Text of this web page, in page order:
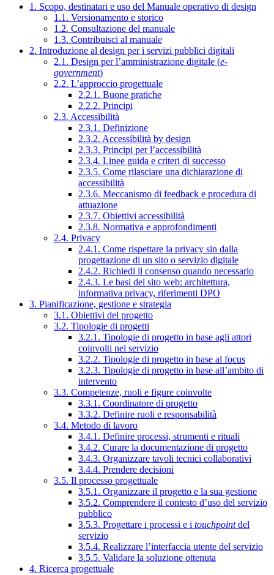
1. Scopo, destinatari e uso del Manuale operativo di design
1.1. Versionamento e storico
1.2. Consultazione del manuale
1.3. Contribuisci al manuale
2. Introduzione al design per i servizi pubblici digitali
2.1. Design per l’amministrazione digitale (e-
government)
2.2. L’approccio progettuale
2.2.1. Buone pratiche
2.2.2. Principi
2.3. Accessibilità
2.3.1. Definizione
2.3.2. Accessibilità by design
2.3.3. Principi per l’accessibilità
2.3.4. Linee guida e criteri di successo
2.3.5. Come rilasciare una dichiarazione di
accessibilità
2.3.6. Meccanismo di feedback e procedura di
attuazione
2.3.7. Obiettivi accessibilità
2.3.8. Normativa e approfondimenti
2.4. Privacy
2.4.1. Come rispettare la privacy sin dalla
progettazione di un sito o servizio digitale
2.4.2. Richiedi il consenso quando necessario
2.4.3. Le basi del sito web: architettura,
informativa privacy, riferimenti DPO
3. Pianificazione, gestione e strategia
3.1. Obiettivi del progetto
3.2. Tipologie di progetti
3.2.1. Tipologie di progetto in base agli attori
coinvolti nel servizio
3.2.2. Tipologie di progetto in base al focus
3.2.3. Tipologie di progetto in base all’ambito di
intervento
3.3. Competenze, ruoli e figure coinvolte
3.3.1. Coordinatore di progetto
3.3.2. Definire ruoli e responsabilità
3.4. Metodo di lavoro
3.4.1. Definire processi, strumenti e rituali
3.4.2. Curare la documentazione di progetto
3.4.3. Organizzare tavoli tecnici collaborativi
3.4.4. Prendere decisioni
3.5. Il processo progettuale
3.5.1. Organizzare il progetto e la sua gestione
3.5.2. Comprendere il contesto d’uso del servizio
pubblico
3.5.3. Progettare i processi e i touchpointdel
servizio
3.5.4. Realizzare l’interfaccia utente del servizio
3.5.5. Validare la soluzione ottenuta
4. Ricerca progettuale